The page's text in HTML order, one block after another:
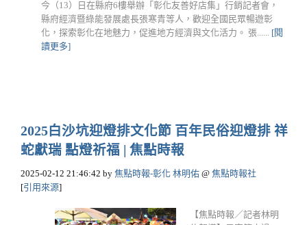
今（13）日在縣府6樓舉辦「彰化友善好店集」行銷記者會，
縣府經濟暨綠能發展處長張寒青等人，歡迎全國民眾暢遊彰
化，探索彰化在地魅力，促進地方經濟與文化活力。 張...... [閱
讀更多]
2025白沙坑迎燈排文化節 百年民俗迎燈排 祥
蛇獻瑞 點燈祈福 | 焦點時報
2025-02-12 21:46:42 by 焦點時報-彰化 林明佑 @ 焦點時報社
[引用來源]
【焦點時報／記者林明